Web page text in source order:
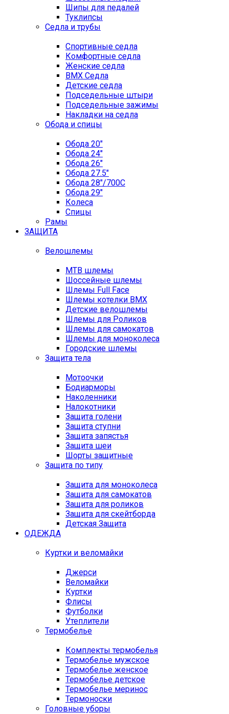
Шипы для педалей
Туклипсы
Седла и трубы
Спортивные седла
Комфортные седла
Женские седла
BMX Седла
Детские седла
Подседельные штыри
Подседельные зажимы
Накладки на седла
Обода и спицы
Обода 20"
Обода 24"
Обода 26"
Обода 27.5"
Обода 28"/700C
Обода 29"
Колеса
Спицы
Рамы
ЗАЩИТА
Велошлемы
MTB шлемы
Шоссейные шлемы
Шлемы Full Face
Шлемы котелки BMX
Детские велошлемы
Шлемы для Роликов
Шлемы для самокатов
Шлемы для моноколеса
Городские шлемы
Защита тела
Мотоочки
Бодиарморы
Наколенники
Налокотники
Защита голени
Защита ступни
Защита запястья
Защита шеи
Шорты защитные
Защита по типу
Защита для моноколеса
Защита для самокатов
Защита для роликов
Защита для скейтборда
Детская Защита
ОДЕЖДА
Куртки и веломайки
Джерси
Веломайки
Куртки
Флисы
Футболки
Утеплители
Термобелье
Комплекты термобелья
Термобелье мужское
Термобелье женское
Термобелье детское
Термобелье меринос
Термоноски
Головные уборы